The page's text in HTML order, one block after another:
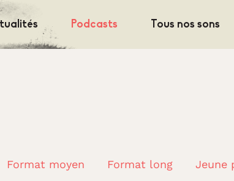
Podcasts Tous nos sons
Format moyen Format long Jeune